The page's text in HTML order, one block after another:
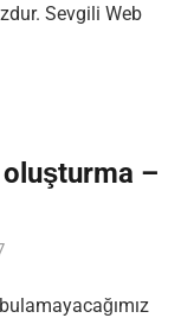
Sevgili Web
–